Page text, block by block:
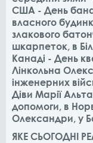
США - День
власного
злакового
шкарпеток, в
Канаді - День
Лінкольна
інженерних
Діви Марії
допомоги, в
Олександри, у
ЯКЕ СЬОГОДНІ